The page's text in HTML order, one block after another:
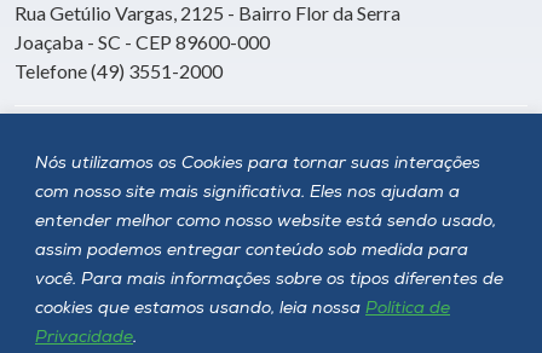
Nós utilizamos os Cookies para tornar suas interações
com nosso site mais significativa. Eles nos ajudam a
entender melhor como nosso website está sendo usado,
assim podemos entregar conteúdo sob medida para
você. Para mais informações sobre os tipos diferentes de
cookies que estamos usando, leia nossa Política de
Privacidade.
Rua Getúlio Vargas, 2125 - Bairro Flor da Serra
Joaçaba - SC - CEP 89600-000
Telefone (49) 3551-2000
Siga a Unoesc